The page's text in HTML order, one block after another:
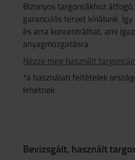
Bizonyos targoncákhoz
garanciális tervet kínálunk.
és arra koncentrálhat, ami
anyagmozgatásra.
Nézze meg használt
*a használati feltételek
lehetnek.
Bevizsgált, használt